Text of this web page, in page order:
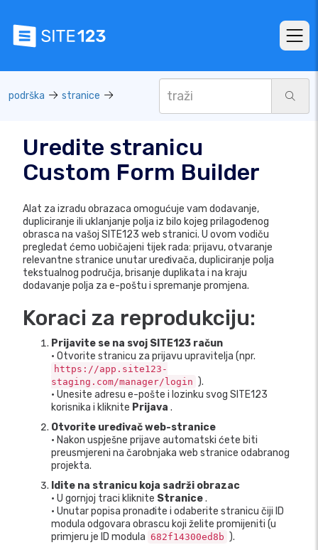
podrška stranice
Uredite stranicu
Custom Form Builder
Alat za izradu obrazaca omogućuje vam dodavanje,
dupliciranje ili uklanjanje polja iz bilo kojeg prilagođenog
obrasca na vašoj SITE123 web stranici. U ovom vodiču
pregledat ćemo uobičajeni tijek rada: prijavu, otvaranje
relevantne stranice unutar uređivača, dupliciranje polja
tekstualnog područja, brisanje duplikata i na kraju
dodavanje polja za e-poštu i spremanje promjena.
Koraci za reprodukciju:
Prijavite se na svoj SITE123 račun
• Otvorite stranicu za prijavu upravitelja (npr.
https://app.site123-
staging.com/manager/login ).
• Unesite adresu e-pošte i lozinku svog SITE123
korisnika i kliknite Prijava .
Otvorite uređivač web-stranice
• Nakon uspješne prijave automatski ćete biti
preusmjereni na čarobnjaka web stranice odabranog
projekta.
Idite na stranicu koja sadrži obrazac
• U gornjoj traci kliknite Stranice.
• Unutar popisa pronađite i odaberite stranicu čiji ID
modula odgovara obrascu koji želite promijeniti (u
primjeru je ID modula 682f14300ed8b ).